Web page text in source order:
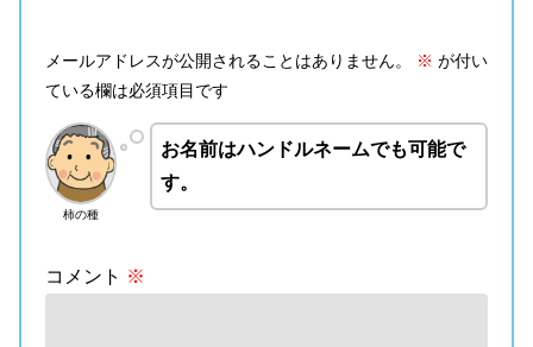
メールアドレスが公開されることはありません。 ※ が付い
ている欄は必須項目です
柿の種
お名前はハンドルネームでも可能で
す。
コメント ※